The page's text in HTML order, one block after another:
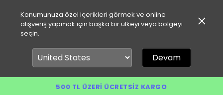
Konumunuza özel içerikleri görmek ve online
alışveriş yapmak için başka bir ülkeyi veya bölgeyi
seçin.
Devam
500 TL ÜZERI ÜCRETSIZ KARGO